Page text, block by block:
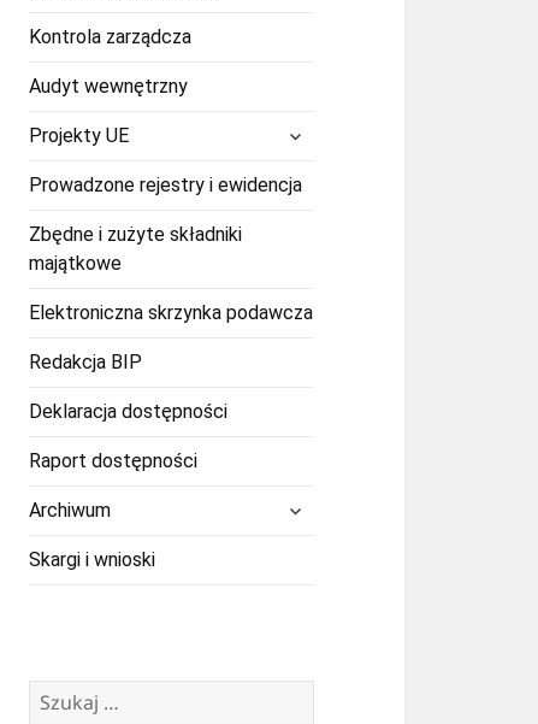
Kontrola zarządcza
Audyt wewnętrzny
Projekty UE
potomne
Prowadzone rejestry i ewidencja
Zbędne i zużyte składniki
majątkowe
Elektroniczna skrzynka podawcza
Redakcja BIP
Deklaracja dostępności
Raport dostępności
Archiwum
Skargi i wnioski
Szukaj: